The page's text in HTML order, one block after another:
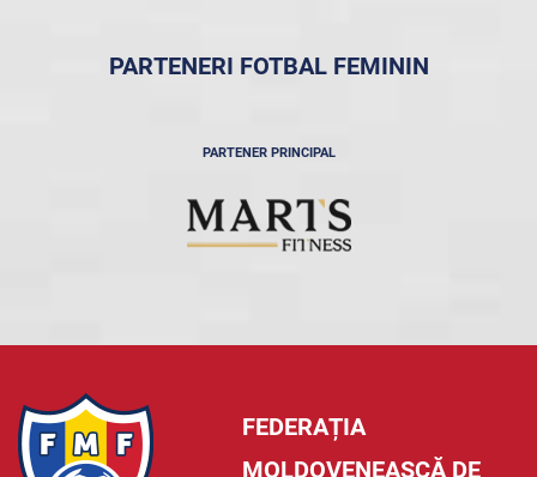
PARTENERI FOTBAL FEMININ
PARTENER PRINCIPAL
FEDERAȚIA
MOLDOVENEASCĂ DE